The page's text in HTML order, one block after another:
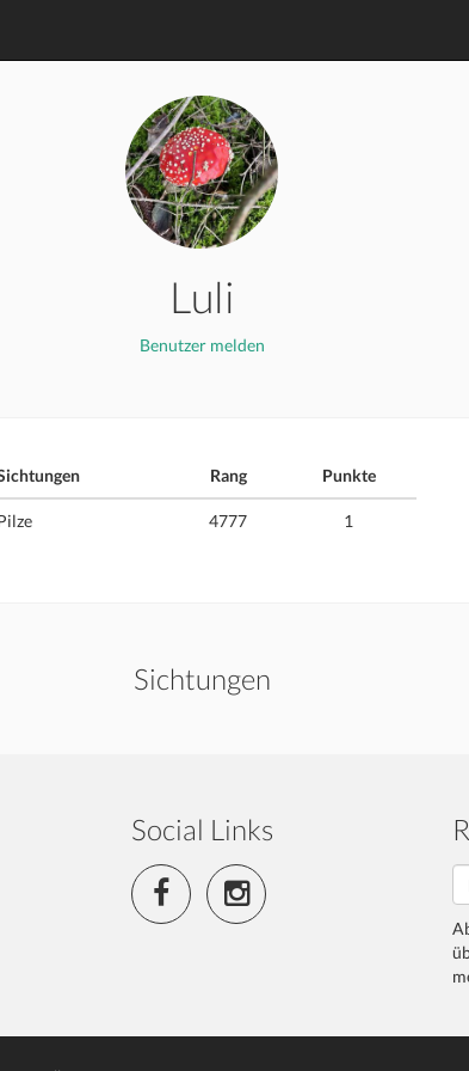
Luli
Benutzer melden
Rang Punkte
4777 1
Sichtungen
Social Links